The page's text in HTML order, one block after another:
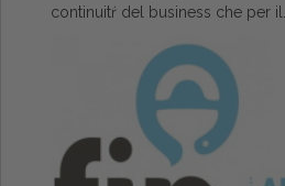
continuitŕ del business che per il...